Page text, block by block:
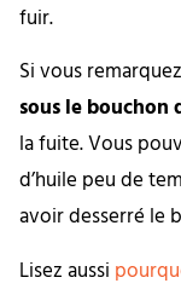
fuir.
Si vous
sous le bouchon
la fuite. Vous
d’huile peu de
avoir desserré le
Lisez aussi